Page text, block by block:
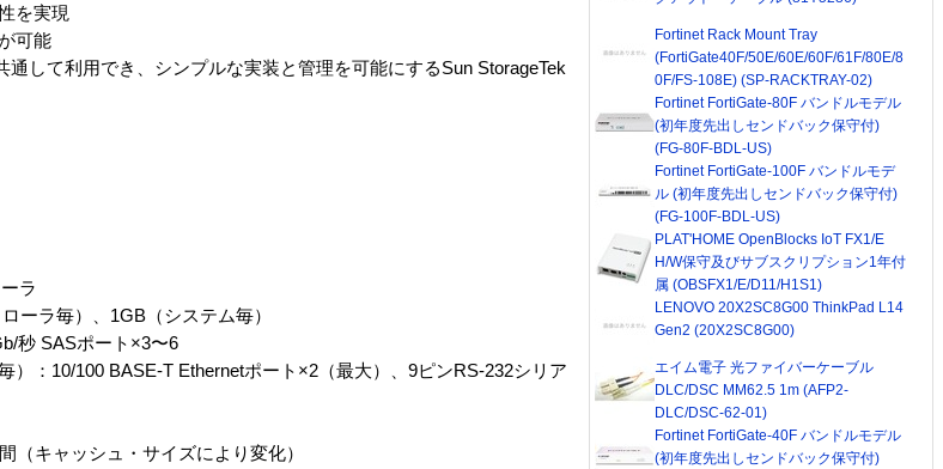
を実現
可能
して利用でき、シンプルな実装と管理を可能にするSun StorageTek
ラ
ーラ毎）、1GB（システム毎）
秒 SASポート×3〜6
：10/100 BASE-T Ethernetポート×2（最大）、9ピンRS-232シリア
キャッシュ・サイズにより変化）
Fortinet Rack Mount Tray
(FortiGate40F/50E/60E/60F/61F/80E/8
0F/FS-108E) (SP-RACKTRAY-02)
Fortinet FortiGate-80F バンドルモデル
(初年度先出しセンドバック保守付)
(FG-80F-BDL-US)
Fortinet FortiGate-100F バンドルモデ
ル (初年度先出しセンドバック保守付)
(FG-100F-BDL-US)
PLAT'HOME OpenBlocks IoT FX1/E
H/W保守及びサブスクリプション1年付
属 (OBSFX1/E/D11/H1S1)
LENOVO 20X2SC8G00 ThinkPad L14
Gen2 (20X2SC8G00)
エイム電子 光ファイバーケーブル
DLC/DSC MM62.5 1m (AFP2-
DLC/DSC-62-01)
Fortinet FortiGate-40F バンドルモデル
(初年度先出しセンドバック保守付)